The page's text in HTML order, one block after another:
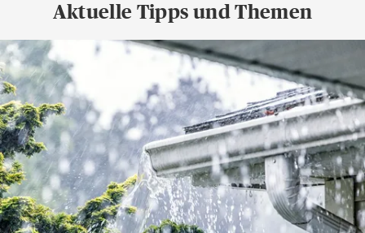
Aktuelle Tipps und Themen